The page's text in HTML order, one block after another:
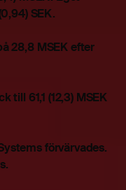
SEK.
28,8 MSEK efter
61,1 (12,3) MSEK
förvärvades.